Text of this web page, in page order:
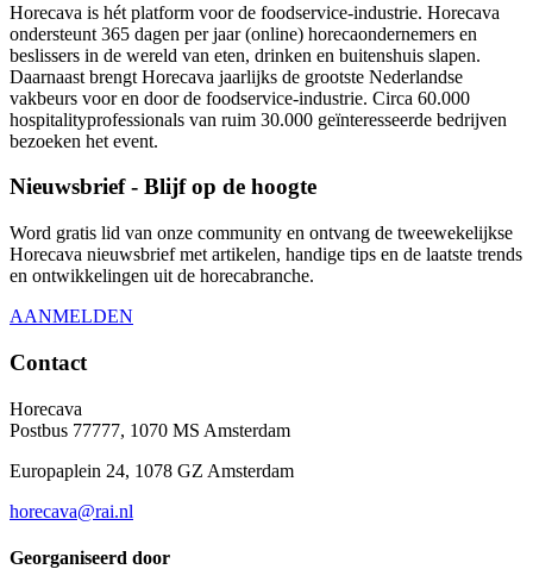
Horecava is hét platform voor de foodservice-industrie. Horecava
ondersteunt 365 dagen per jaar (online) horecaondernemers en
beslissers in de wereld van eten, drinken en buitenshuis slapen.
Daarnaast brengt Horecava jaarlijks de grootste Nederlandse
vakbeurs voor en door de foodservice-industrie. Circa 60.000
hospitalityprofessionals van ruim 30.000 geïnteresseerde bedrijven
bezoeken het event.
Nieuwsbrief - Blijf op de hoogte
Word gratis lid van onze community en ontvang de tweewekelijkse
Horecava nieuwsbrief met artikelen, handige tips en de laatste trends
en ontwikkelingen uit de horecabranche.
AANMELDEN
Contact
Horecava
Postbus 77777, 1070 MS Amsterdam
Europaplein 24, 1078 GZ Amsterdam
horecava@rai.nl
Georganiseerd door